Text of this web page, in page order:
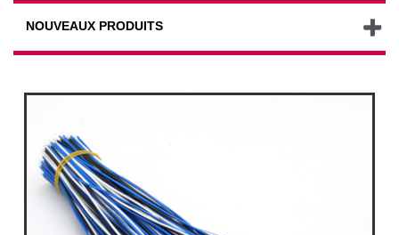
NOUVEAUX PRODUITS